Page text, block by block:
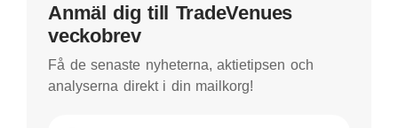
Anmäl dig till TradeVenues
veckobrev
Få de senaste nyheterna, aktietipsen och
analyserna direkt i din mailkorg!